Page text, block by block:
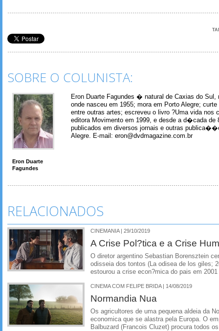
SOBRE O COLUNISTA:
Eron Duarte
Fagundes
Eron Duarte Fagundes � natural de Caxias do Sul,
onde nasceu em 1955; mora em Porto Alegre;
entre outras artes; escreveu o livro ?Uma vida nos
editora Movimento em 1999, e desde a d�cada de
publicados em diversos jornais e outras
Alegre. E-mail: eron@dvdmagazine.com.br
RELACIONADOS
CINEMANIA | 29/10/2019
A Crise Pol?tica e a Crise
O diretor argentino Sebastian Borensztein
odisseia dos tontos (La odisea de los giles;
estourou a crise econ?mica do pais em 2001
CINEMA COM FELIPE BRIDA | 14/08/2019
Normandia Nua
Os agricultores de uma pequena aldeia da
economica que se alastra pela Europa. O
Balbuzard (Francois Cluzet) procura todos